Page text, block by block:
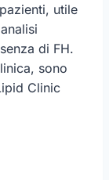
utile
di FH.
sono
Clinic